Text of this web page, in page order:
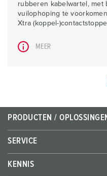
rubberen kabelwartel, met
vuilophoping te
Xtra (koppel-
MEER
PRODUCTEN /
SERVICE
KENNIS